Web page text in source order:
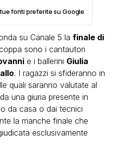
fonti preferite su Google
su Canale 5 la finale di
sono i cantautori
e i ballerini Giulia
. I ragazzi si sfideranno in
quali saranno valutate al
una giuria presente in
da casa o dai tecnici
la manche finale che
esclusivamente